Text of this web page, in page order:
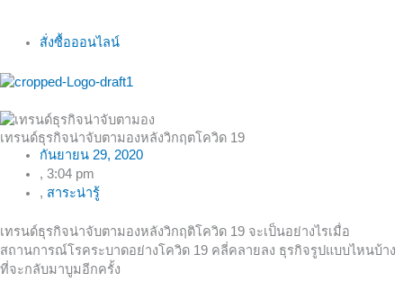
สั่งซื้อออนไลน์
เทรนด์ธุรกิจน่าจับตามองหลังวิกฤตโควิด 19
กันยายน 29, 2020
, 3:04 pm
, สาระน่ารู้
เทรนด์ธุรกิจน่าจับตามองหลังวิกฤติโควิด 19 จะเป็นอย่างไรเมื่อ
สถานการณ์โรคระบาดอย่างโควิด 19 คลี่คลายลง ธุรกิจรูปแบบไหนบ้าง
ที่จะกลับมาบูมอีกครั้ง